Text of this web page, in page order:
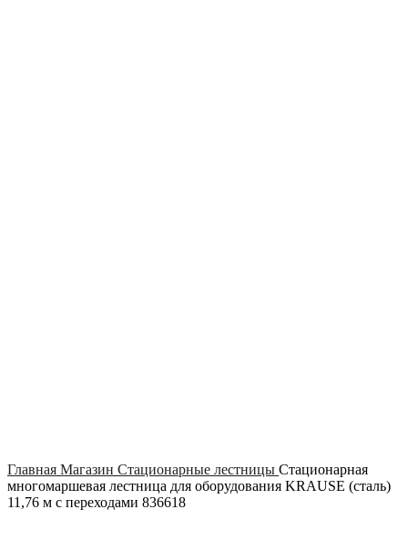
Главная Магазин Стационарные лестницы Стационарная
многомаршевая лестница для оборудования KRAUSE (сталь)
11,76 м с переходами 836618